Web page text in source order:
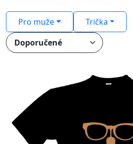
Pro muže Trička